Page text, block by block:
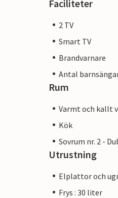
Faciliteter
2 TV
Smart TV
Brandvarnare
Antal
Rum
Varmt och kallt
Kök
Sovrum nr. 2 -
Utrustning
Elplattor och
Frys : 30 liter